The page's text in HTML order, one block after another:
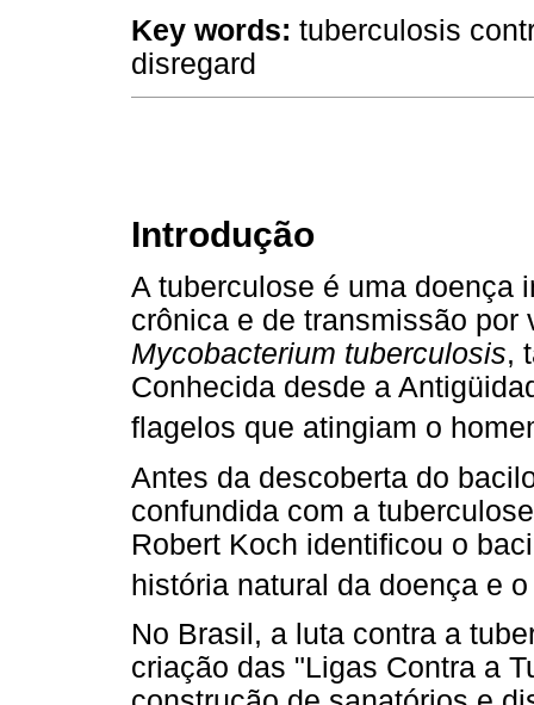
Key words: tuberculosis
disregard
Introdução
A tuberculose é uma doença
crônica e de transmissão
Mycobacterium tuberculosis,
Conhecida desde a
flagelos que atingiam o
Antes da descoberta do
confundida com a
Robert Koch identificou o
história natural da doença e
No Brasil, a luta contra a
criação das "Ligas Contra a